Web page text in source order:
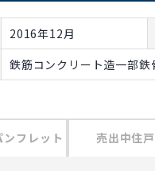
2016年12月
鉄筋コンクリート造一部
フレット 売出中住戸